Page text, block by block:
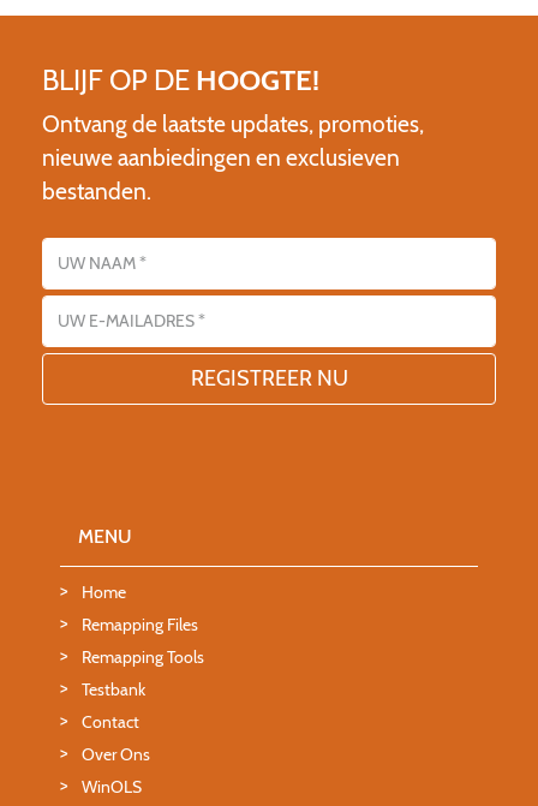
BLIJF OP DE HOOGTE!
Ontvang de laatste updates, promoties,
nieuwe aanbiedingen en exclusieven
bestanden.
Name
E-mailadres
MENU
Home
Remapping Files
Remapping Tools
Testbank
Contact
Over Ons
WinOLS